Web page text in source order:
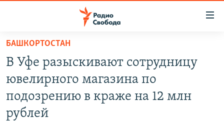
упрощенного
доступа
основному
содержанию
Вернутся
ПРОГРАММЫ
ПОДКАСТЫ
АВТОРСКИЕ ПРОЕКТЫ
ЦИТАТЫ СВОБОДЫ
БАШКОРТОСТАН
В Уфе разыскивают сотрудницу
ювелирного магазина по
подозрению в краже на 12 млн
рублей